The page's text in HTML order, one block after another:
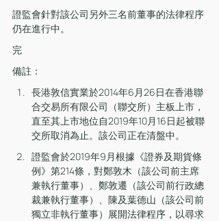
證監會針對該公司另外三名前董事的法律程序
仍在進行中。
完
備註：
長港敦信實業於2014年6月26日在香港聯
合交易所有限公司（聯交所）主板上市，
直至其上市地位自2019年10月16日起被聯
交所取消為止。該公司正在清盤中。
證監會於2019年9月根據《證券及期貨條
例》第214條，對鄭敦木（該公司前主席
兼執行董事）、鄭敦遷（該公司前行政總
裁兼執行董事）、陳及葉德山（該公司前
獨立非執行董事）展開法律程序，以尋求